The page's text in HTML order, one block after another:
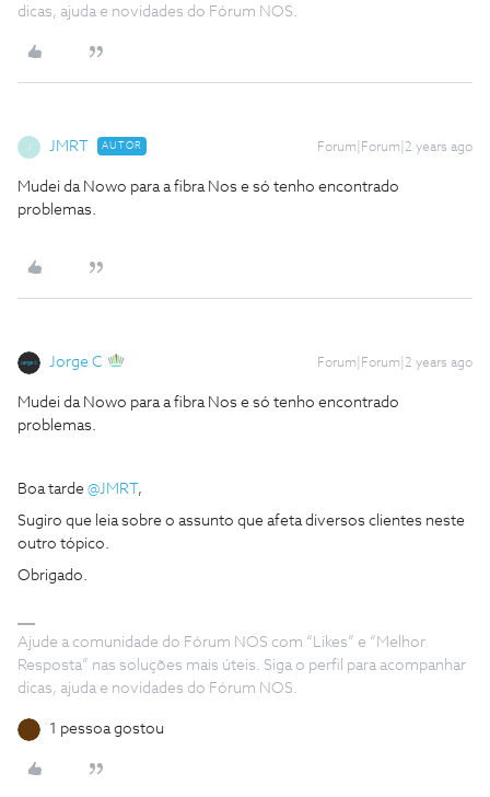
dicas, ajuda e novidades do Fórum NOS.
JMRT AUTOR Forum|Forum|2 years ago
Mudei da Nowo para a fibra Nos e só tenho encontrado
problemas.
Jorge C Forum|Forum|2 years ago
Mudei da Nowo para a fibra Nos e só tenho encontrado
problemas.
Boa tarde @JMRT ,
Sugiro que leia sobre o assunto que afeta diversos clientes neste
outro tópico.
Obrigado.
Ajude a comunidade do Fórum NOS com “Likes” e “Melhor
Resposta” nas soluções mais úteis. Siga o perfil para acompanhar
dicas, ajuda e novidades do Fórum NOS.
1 pessoa gostou